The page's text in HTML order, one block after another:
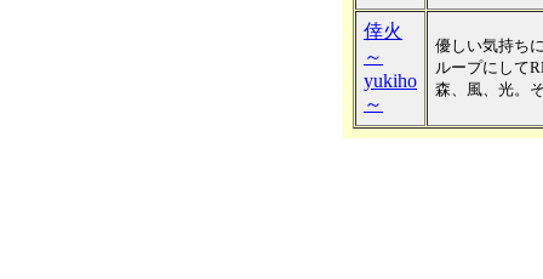
倖火
～
yukiho
～
優しい気持ち
ループにして
森、風、光。